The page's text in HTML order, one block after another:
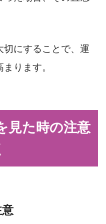
にすることで、運
ります。
見た時の注意